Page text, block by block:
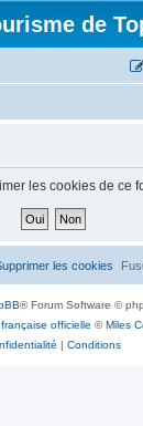
de
les cookies de ce
les cookies
® Forum Software ©
officielle ©Miles
| Conditions